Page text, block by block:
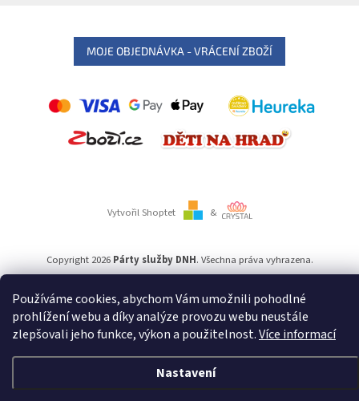
Používáme cookies, abychom Vám umožnili pohodlné
prohlížení webu a díky analýze provozu webu neustále
zlepšovali jeho funkce, výkon a použitelnost.Více informací
Nastavení
MOJE OBJEDNÁVKA - VRÁCENÍ ZBOŽÍ
Vytvořil Shoptet &
Copyright 2026 Párty služby DNH. Všechna práva vyhrazena.
Používámeověření věku Adulto